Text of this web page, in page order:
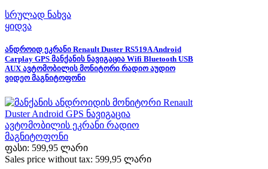
სრულად ნახვა
ყიდვა
ანდროიდ ეკრანი Renault Duster RS519A Android
Carplay GPS მანქანის ნავიგაცია Wifi Bluetooth USB
AUX ავტომობილის მონიტორი რადიო აუდიო
ვიდეო მაგნიტოფონი
ფასი: 599,95 ლარი
Sales price without tax: 599,95 ლარი